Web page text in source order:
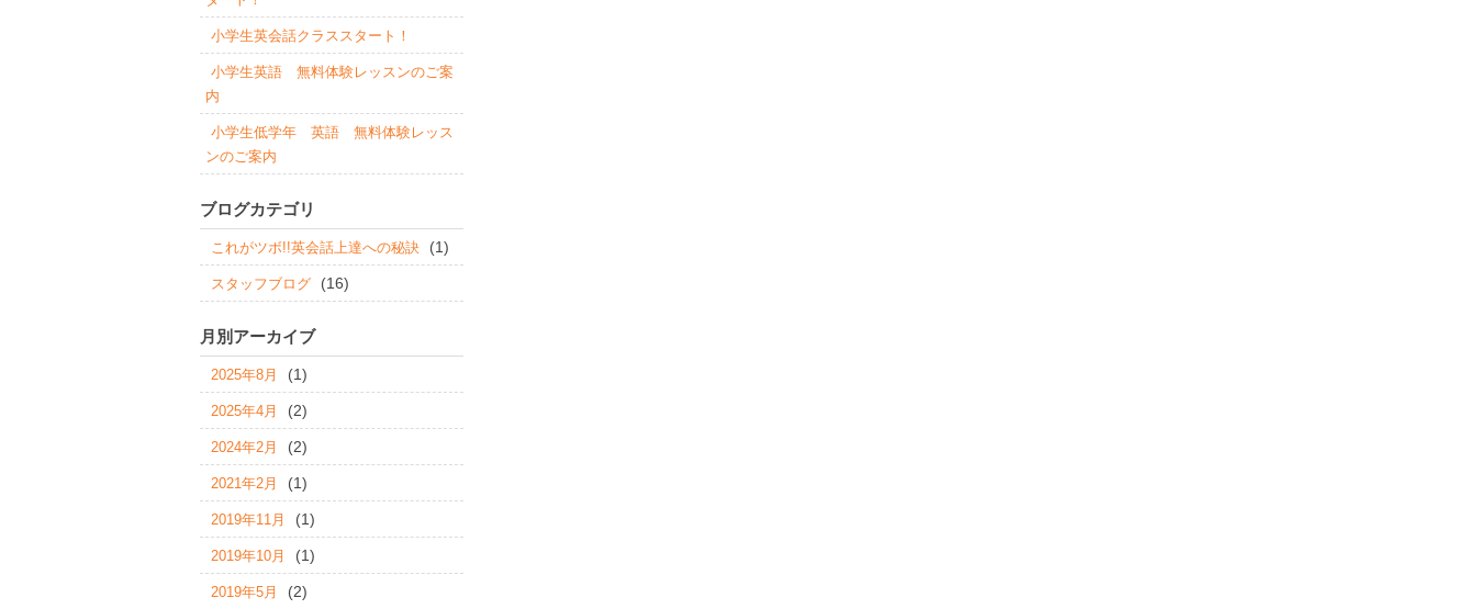
小学生英会話クラススタート！
小学生英語 無料体験レッスンのご案
内
小学生低学年 英語 無料体験レッス
ンのご案内
ブログカテゴリ
これがツボ!!英会話上達への秘訣 (1)
スタッフブログ (16)
月別アーカイブ
2025年8月 (1)
2025年4月 (2)
2024年2月 (2)
2021年2月 (1)
2019年11月 (1)
2019年10月 (1)
2019年5月 (2)